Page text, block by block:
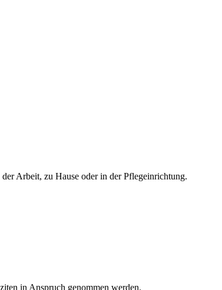
Arbeit, zu Hause oder in der Pflegeinrichtung.
in Anspruch genommen werden.